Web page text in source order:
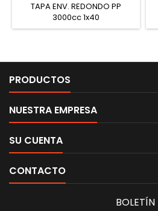
TAPA ENV. REDONDO PP
3000cc 1x40
PRODUCTOS
NUESTRA EMPRESA
SU CUENTA
CONTACTO
BOLETÍN